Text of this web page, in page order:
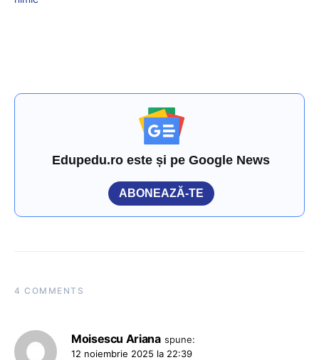
Edupedu.ro este și pe Google News
ABONEAZĂ-TE
4 COMMENTS
Moisescu Ariana spune:
12 noiembrie 2025 la 22:39